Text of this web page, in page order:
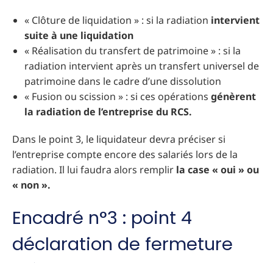
« Clôture de liquidation » : si la radiation intervient
suite à une liquidation
« Réalisation du transfert de patrimoine » : si la
radiation intervient après un transfert universel de
patrimoine dans le cadre d’une dissolution
« Fusion ou scission » : si ces opérations génèrent
la radiation de l’entreprise du RCS.
Dans le point 3, le liquidateur devra préciser si
l’entreprise compte encore des salariés lors de la
radiation. Il lui faudra alors remplir la case « oui » ou
« non ».
Encadré n°3 : point 4
déclaration de fermeture